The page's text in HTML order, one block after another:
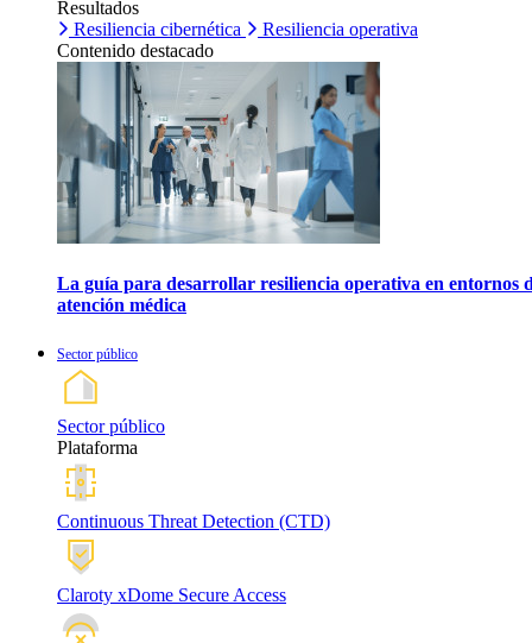
Resultados
Resiliencia cibernética
Resiliencia operativa
Contenido destacado
La guía para desarrollar resiliencia operativa en entornos
atención médica
Sector público
Sector público
Plataforma
Continuous Threat Detection (CTD)
Claroty xDome Secure Access